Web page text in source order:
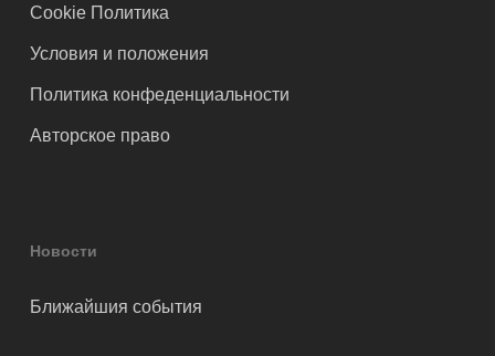
Cookie Политика
Условия и положения
Политика конфеденциальности
Авторское право
Новости
Ближайшия события